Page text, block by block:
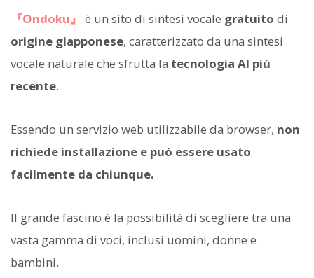
『Ondoku』 è un sito di sintesi vocale gratuito di
origine giapponese, caratterizzato da una sintesi
vocale naturale che sfrutta la tecnologia AI più
recente.
Essendo un servizio web utilizzabile da browser, non
richiede installazione e può essere usato
facilmente da chiunque.
Il grande fascino è la possibilità di scegliere tra una
vasta gamma di voci, inclusi uomini, donne e
bambini.